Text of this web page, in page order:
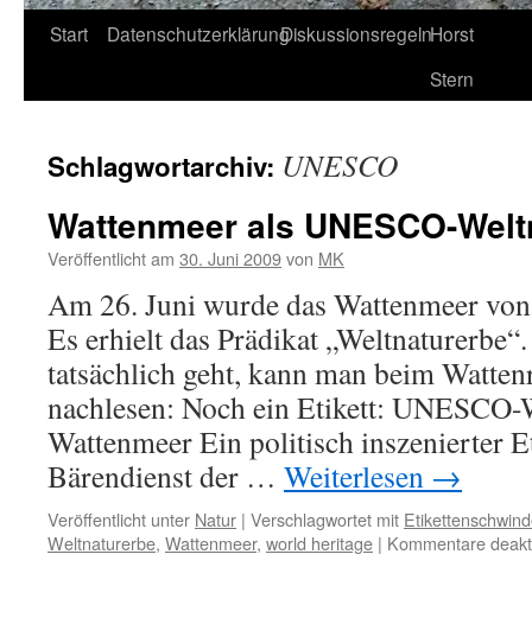
Start DatenschutzerklärungDiskussionsregelnHorst
Stern
Schlagwortarchiv: UNESCO
Wattenmeer als UNESCO-
Veröffentlicht am 30. Juni 2009von MK
Am 26. Juni wurde das Wattenmeer
Es erhielt das Prädikat
tatsächlich geht, kann man beim
nachlesen: Noch ein Etikett:
Wattenmeer Ein politisch inszenierter
Bärendienst der … Weiterlesen →
Veröffentlicht unter Natur | Verschlagwortet mit
Weltnaturerbe, Wattenmeer, world heritage | Kommentare